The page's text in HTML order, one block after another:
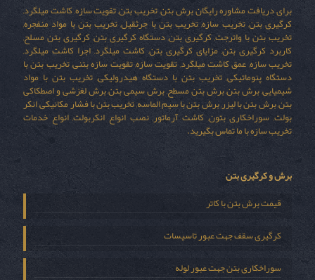
برای دریافت مشاوره رایگان برش بتن, تخریب بتن, تقویت سازه, کاشت میلگرد,
کرگیری بتن, تخریب سازه, تخریب بتن با جرثقیل, تخریب بتن با مواد منفجره,
تخریب بتن با واترجت, کرگیری بتن, دستگاه کرگیری بتن, کرگیری بتن مسلح,
کاربرد کرگیری بتن, مزایای کرگیری بتن, کاشت میلگرد, اجرا کاشت میلگرد,
تخریب سازه, عمق کاشت میلگرد, تقویت سازه, تقویت سازه بتنی, تخریب بتن با
دستگاه پنوماتیکی, تخریب بتن با دستگاه هیدرولیکی, تخریب بتن با مواد
شیمیایی, برش بتن, برش بتن مسطح, برش سیمی بتن, برش لغزشی و اصطکاکی
بتن, برش بتن با لیزر, برش بتن با سیم الماسه, تخریب بتن با فشار مکانیکی, انکر
بولت, سوراخکاری بتون, کاشت آرماتور, نصب انواع انکربولت, انواع خدمات
تخریب سازه با ما تماس بگیرید.
برش و کرگیری بتن
قیمت برش بتن با کاتر
کرگیری سقف جهت عبور تاسیسات
سوراخکاری بتن جهت عبور لوله